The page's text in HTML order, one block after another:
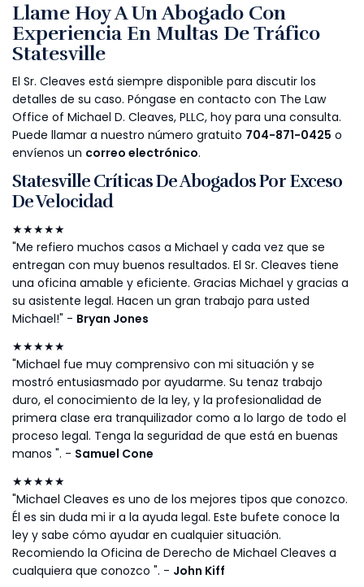
Llame Hoy A Un Abogado Con
Experiencia En Multas De Tráfico
Statesville
El Sr. Cleaves está siempre disponible para discutir los
detalles de su caso. Póngase en contacto con The Law
Office of Michael D. Cleaves, PLLC, hoy para una consulta.
Puede llamar a nuestro número gratuito 704-871-0425 o
envíenos un correo electrónico.
Statesville Críticas De Abogados Por Exceso
De Velocidad
★★★★★
"Me refiero muchos casos a Michael y cada vez que se
entregan con muy buenos resultados. El Sr. Cleaves tiene
una oficina amable y eficiente. Gracias Michael y gracias a
su asistente legal. Hacen un gran trabajo para usted
Michael!" - Bryan Jones
★★★★★
"Michael fue muy comprensivo con mi situación y se
mostró entusiasmado por ayudarme. Su tenaz trabajo
duro, el conocimiento de la ley, y la profesionalidad de
primera clase era tranquilizador como a lo largo de todo el
proceso legal. Tenga la seguridad de que está en buenas
manos ". - Samuel Cone
★★★★★
"Michael Cleaves es uno de los mejores tipos que conozco.
Él es sin duda mi ir a la ayuda legal. Este bufete conoce la
ley y sabe cómo ayudar en cualquier situación.
Recomiendo la Oficina de Derecho de Michael Cleaves a
cualquiera que conozco ". - John Kiff